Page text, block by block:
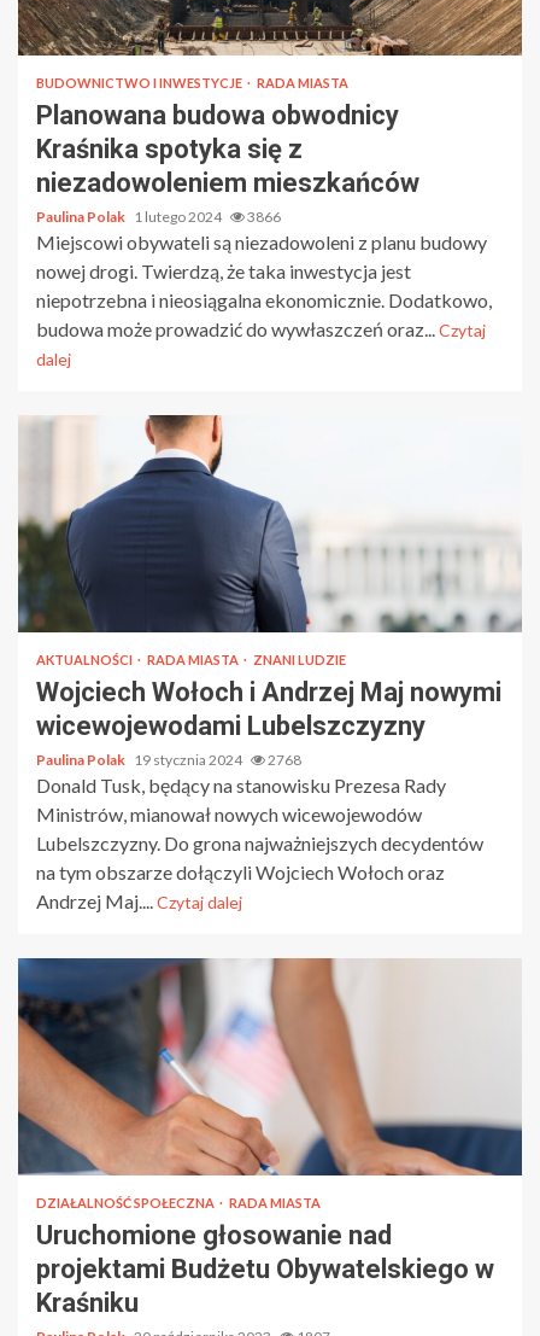
BUDOWNICTWO I INWESTYCJE RADA MIASTA
Planowana budowa obwodnicy
Kraśnika spotyka się z
niezadowoleniem mieszkańców
Paulina Polak 1 lutego 2024 3866
Miejscowi obywateli są niezadowoleni z planu budowy
nowej drogi. Twierdzą, że taka inwestycja jest
niepotrzebna i nieosiągalna ekonomicznie. Dodatkowo,
budowa może prowadzić do wywłaszczeń oraz...Czytaj
dalej
AKTUALNOŚCI RADA MIASTA ZNANI LUDZIE
Wojciech Wołoch i Andrzej Maj nowymi
wicewojewodami Lubelszczyzny
Paulina Polak 19 stycznia 2024 2768
Donald Tusk, będący na stanowisku Prezesa Rady
Ministrów, mianował nowych wicewojewodów
Lubelszczyzny. Do grona najważniejszych decydentów
na tym obszarze dołączyli Wojciech Wołoch oraz
Andrzej Maj....Czytaj dalej
DZIAŁALNOŚĆ SPOŁECZNA RADA MIASTA
Uruchomione głosowanie nad
projektami Budżetu Obywatelskiego w
Kraśniku